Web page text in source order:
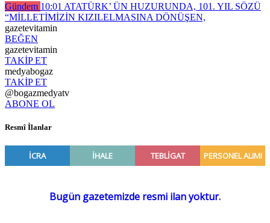
Gündem 10:01 ATATÜRK’ ÜN HUZURUNDA, 101. YIL SÖZÜ
“MİLLETİMİZİN KIZILELMASINA DÖNÜŞEN,
gazetevitamin
BEĞEN
gazetevitamin
TAKİP ET
medyabogaz
TAKİP ET
@bogazmedyatv
ABONE OL
Resmî İlanlar